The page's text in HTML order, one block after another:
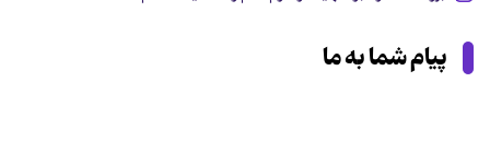
پیام شما به ما